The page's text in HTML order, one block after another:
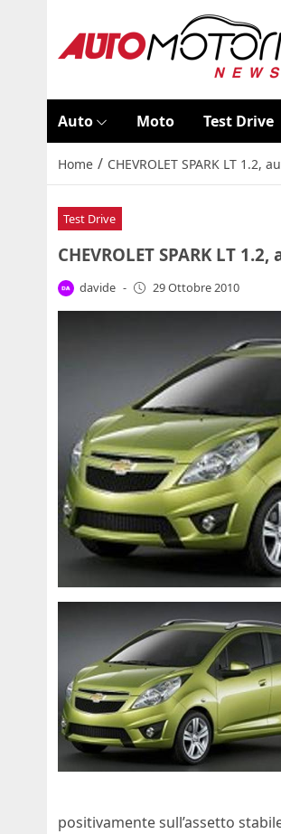
Auto Moto Test Drive
Home / CHEVROLET SPARK LT
Test Drive
CHEVROLET SPARK LT
davide - 29 Ottobre 2010
positivamente sull’assetto